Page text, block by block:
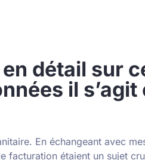
détail sur
il s’agit
En échangeant avec
facturation étaient un sujet